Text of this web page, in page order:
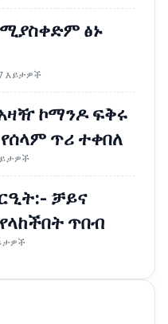
ፅኑ
እይታዎች
ኮማንዶ ፍቅሩ
ጥሪ ተቀበለ
ቻይና
ጥበብ